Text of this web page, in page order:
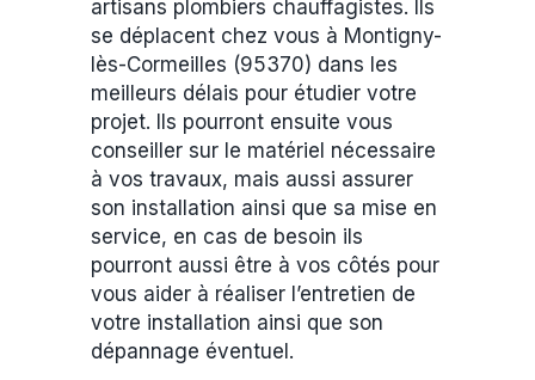
artisans plombiers chauffagistes. Ils
se déplacent chez vous à Montigny-
lès-Cormeilles (95370) dans les
meilleurs délais pour étudier votre
projet. Ils pourront ensuite vous
conseiller sur le matériel nécessaire
à vos travaux, mais aussi assurer
son installation ainsi que sa mise en
service, en cas de besoin ils
pourront aussi être à vos côtés pour
vous aider à réaliser l’entretien de
votre installation ainsi que son
dépannage éventuel.